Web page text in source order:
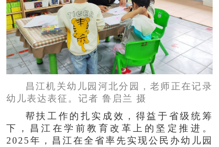
昌江机关幼儿园河北分园，老师正在记录
幼儿表达表征。记者 鲁启兰 摄
帮扶工作的扎实成效，得益于省级统筹
下，昌江在学前教育改革上的坚定推进。
2025年，昌江在全省率先实现公民办幼儿园